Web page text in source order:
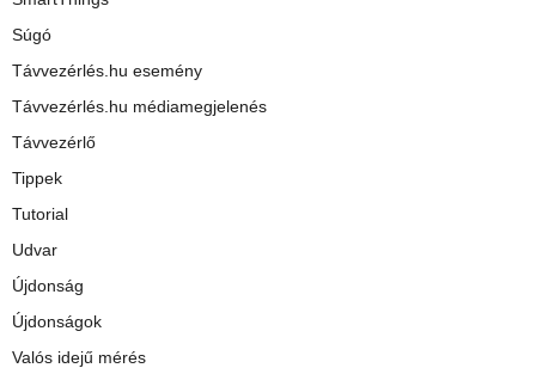
Súgó
Távvezérlés.hu esemény
Távvezérlés.hu médiamegjelenés
Távvezérlő
Tippek
Tutorial
Udvar
Újdonság
Újdonságok
Valós idejű mérés